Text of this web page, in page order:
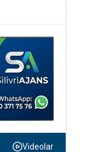
Videolar